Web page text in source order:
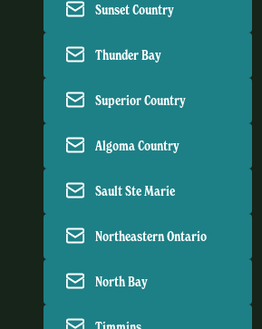
Sunset Country
Thunder Bay
Superior Country
Algoma Country
Sault Ste Marie
Northeastern Ontario
North Bay